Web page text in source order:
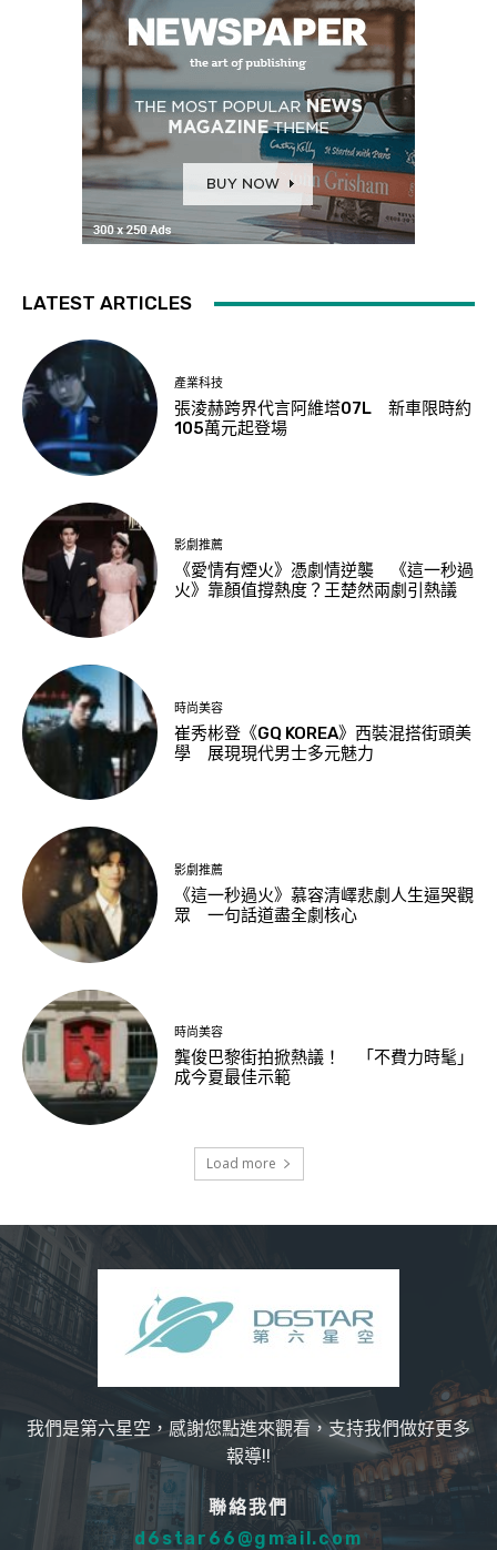
LATEST ARTICLES
產業科技
張淩赫跨界代言阿維塔07L 新車限時約
105萬元起登場
影劇推薦
《愛情有煙火》憑劇情逆襲 《這一秒過
火》靠顏值撐熱度？王楚然兩劇引熱議
時尚美容
崔秀彬登《GQ KOREA》西裝混搭街頭美
學 展現現代男士多元魅力
影劇推薦
《這一秒過火》慕容清嶧悲劇人生逼哭觀
眾 一句話道盡全劇核心
時尚美容
龔俊巴黎街拍掀熱議！ 「不費力時髦」
成今夏最佳示範
Load more
我們是第六星空，感謝您點進來觀看，支持我們做好更多
報導!!
聯絡我們
d6star66@gmail.com